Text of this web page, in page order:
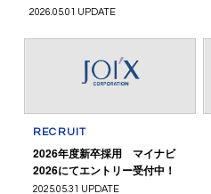
2026.05.01 UPDATE
RECRUIT
2026年度新卒採用 マイナビ
2026にてエントリー受付中！
2025.05.31 UPDATE